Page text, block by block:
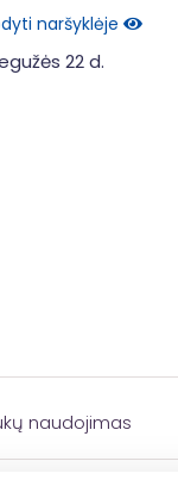
naršyklėje
22 d.
naudojimas